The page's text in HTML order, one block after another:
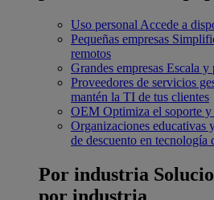
Uso personal Accede a
Pequeñas empresas
remotos
Grandes empresas Escala y
Proveedores de servicios
mantén la TI de tus clientes
OEM Optimiza el soporte y
Organizaciones educativas
de descuento en tecnología
Por industria
por industria